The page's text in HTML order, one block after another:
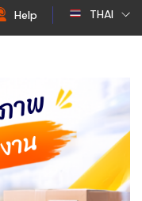
Help THAI
EN